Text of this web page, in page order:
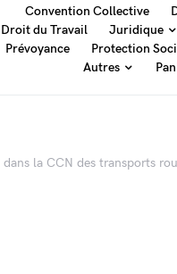
Convention Collective
Droit du Travail
Juridique
Prévoyance
Protection
Autres
la CCN des transports